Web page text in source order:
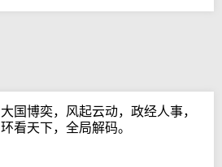
大国博奕，风起云动，政经人事，
环看天下，全局解码。